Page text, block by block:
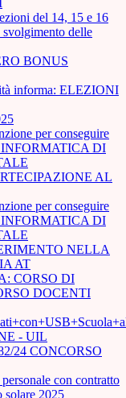
del 14, 15 e 16
delle
BONUS
informa: ELEZIONI
per conseguire
DI
AL
per conseguire
DI
NELLA
AT
CORSO DI
DOCENTI
- UIL
24 CONCORSO
con contratto
solare 2025